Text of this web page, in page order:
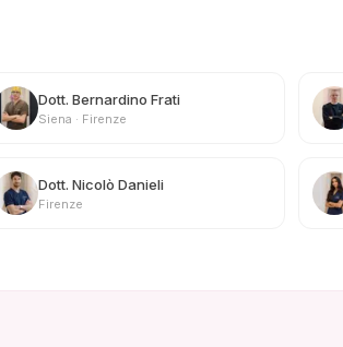
Dott. Bernardino Frati
Siena · Firenze
Dott. Nicolò Danieli
Firenze